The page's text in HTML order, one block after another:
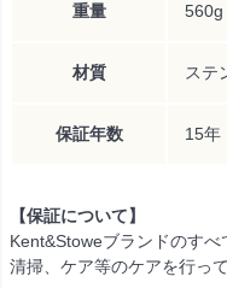
重量 560g
材質 ステ
保証年数 15年
【保証について】
Kent&Stoweブランドのすべ
清掃、ケア等のケアを行っ